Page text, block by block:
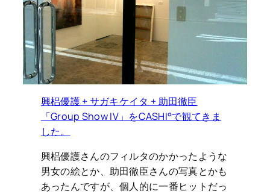
興梠優護 + サガキケイタ + 助田徹臣
「Group Show IV」をCASHI°で観てきま
した。
興梠優護さんのフィルタのかかったような
男女の絵とか、助田徹臣さんの写真とかも
あったんですが、個人的に一番ヒットだっ